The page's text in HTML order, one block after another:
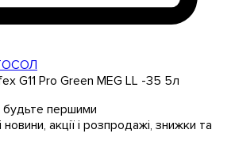
G11 Pro Green MEG LL -35 5л
будьте першими
новини, акції і розпродажі, знижки та